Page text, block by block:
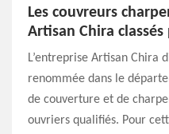
Les couvreurs
Artisan Chira
L’entreprise Artisan Chira
renommée dans le
de couverture et de
ouvriers qualifiés. Pour